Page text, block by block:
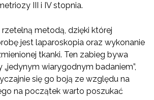
III i IV stopnia.
rzetelną metodą, dzięki której
jest laparoskopia oraz wykonanie
tkanki. Ten zabieg bywa
„jedynym wiarygodnym badaniem”,
się go boją ze względu na
na początek warto poszukać